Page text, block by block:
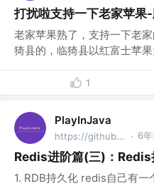
打扰啦支持一下老家苹果
老家苹果熟了，支持一下老
猗县的，临猗县以红富士苹
1
PlayInJava
https://github.com/fantj2016/java-reader @alibaba · 6年
Redis进阶篇(三)：Redis
1. RDB持久化 redis自己有